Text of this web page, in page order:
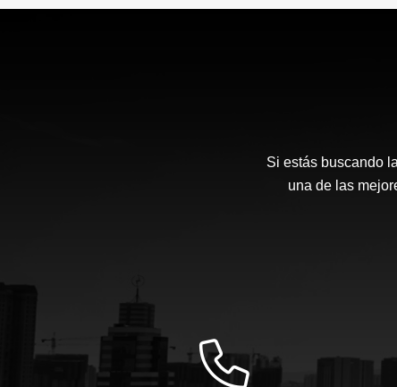
Si estás buscando
una de las